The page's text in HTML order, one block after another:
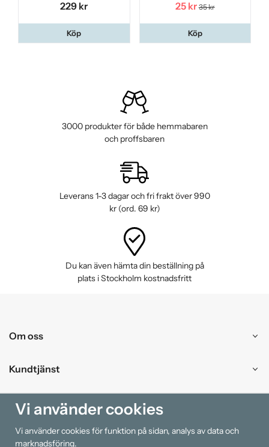
229 kr
Köp
25 kr 35 kr
Köp
3000 produkter för både hemmabaren
och proffsbaren
Leverans 1-3 dagar och fri frakt över 990
kr (ord. 69 kr)
Du kan även hämta din beställning på
plats i Stockholm kostnadsfritt
Om oss
Kundtjänst
Handla
Information
Vi använder cookies
Vi använder cookies för funktion på sidan, analys av data och
marknadsföring.